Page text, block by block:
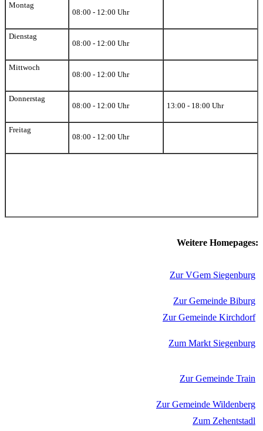
Montag
08:00 - 12:00 Uhr
Dienstag
08:00 - 12:00 Uhr
Mittwoch
08:00 - 12:00 Uhr
Donnerstag
08:00 - 12:00 Uhr
13:00 - 18:00 Uhr
Freitag
08:00 - 12:00 Uhr
Weitere Homepages:
Zur VGem Siegenburg
Zur Gemeinde Biburg
Zur Gemeinde Kirchdorf
Zum Markt Siegenburg
Zur Gemeinde Train
Zur Gemeinde Wildenberg
Zum Zehentstadl